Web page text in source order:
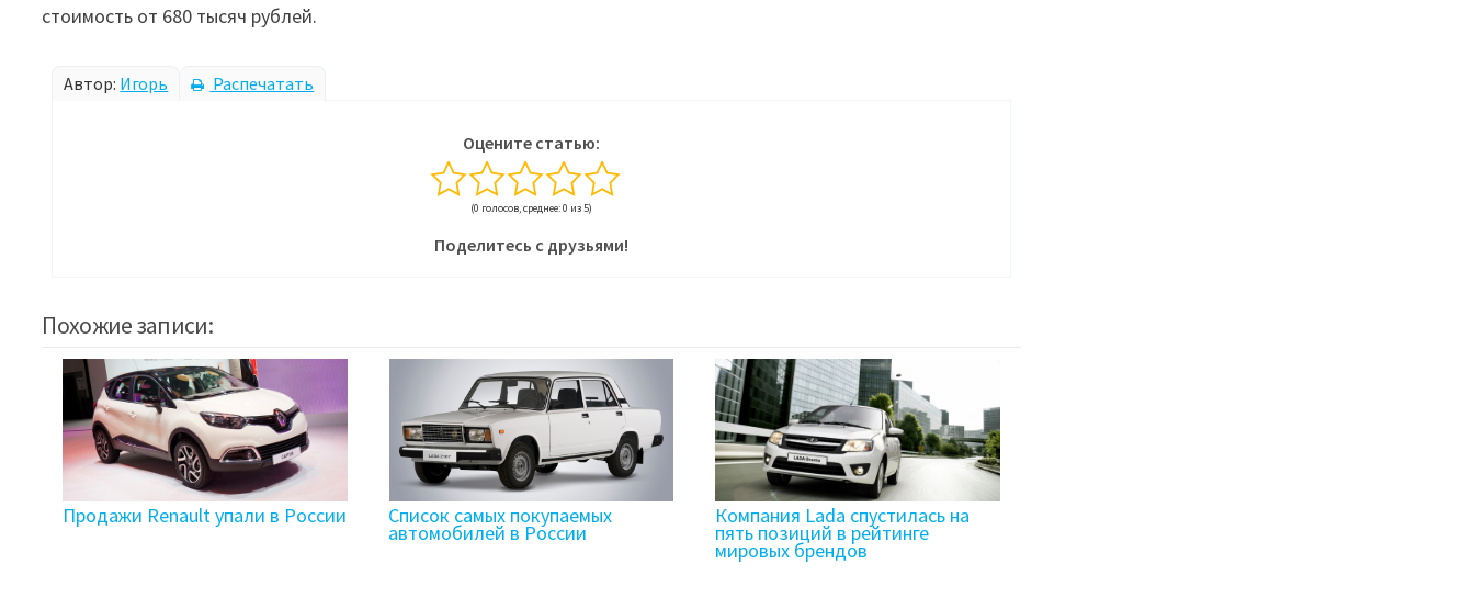
стоимость от 680 тысяч рублей.
Автор: Игорь Распечатать
Оцените статью:
(0 голосов, среднее: 0 из 5)
Поделитесь с друзьями!
Похожие записи:
Продажи Renault упали в России Список самых покупаемых
автомобилей в России
Компания Lada спустилась на
пять позиций в рейтинге
мировых брендов